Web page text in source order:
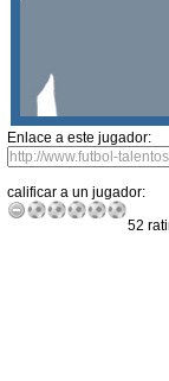
Enlace a este jugador:
calificar a un jugador:
52